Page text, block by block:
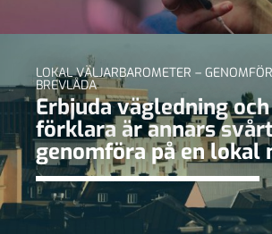
LOKAL VÄLJARBAROMETER –
BREVLÅDA
Erbjuda vägledning
förklara är annars
genomföra på en lokal